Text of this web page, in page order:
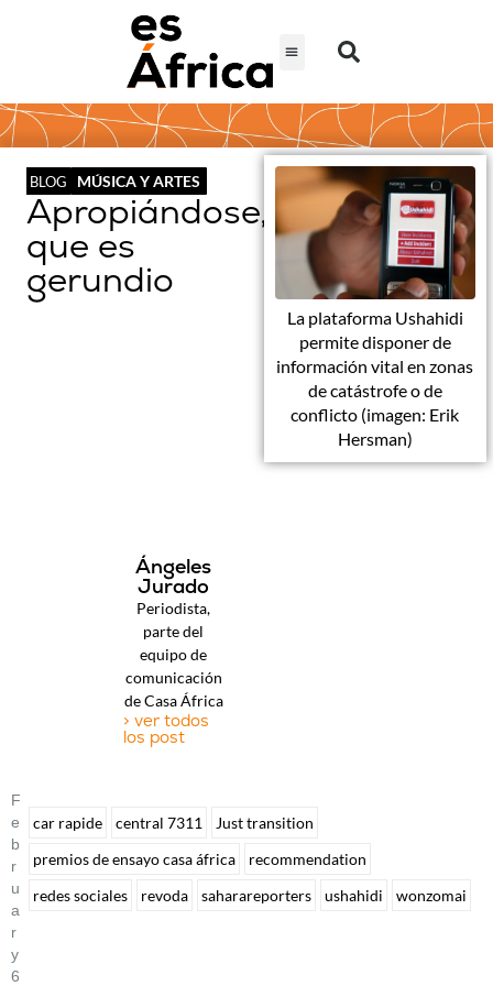
BLOG MÚSICA Y ARTES
Apropiándose,
que es
gerundio
La plataforma Ushahidi
permite disponer de
información vital en zonas
de catástrofe o de
conflicto (imagen: Erik
Hersman)
Ángeles
Jurado
Periodista,
parte del
equipo de
comunicación
de Casa África
> ver todos
los post
F
E
B
R
U
A
R
Y
6
car rapide central 7311
Just transition
premios de ensayo casa áfrica
recommendation
redes sociales
revoda saharareporters ushahidi wonzomai